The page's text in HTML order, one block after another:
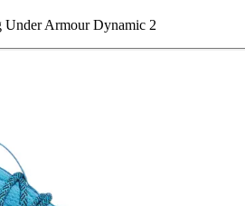
Under Armour Dynamic 2